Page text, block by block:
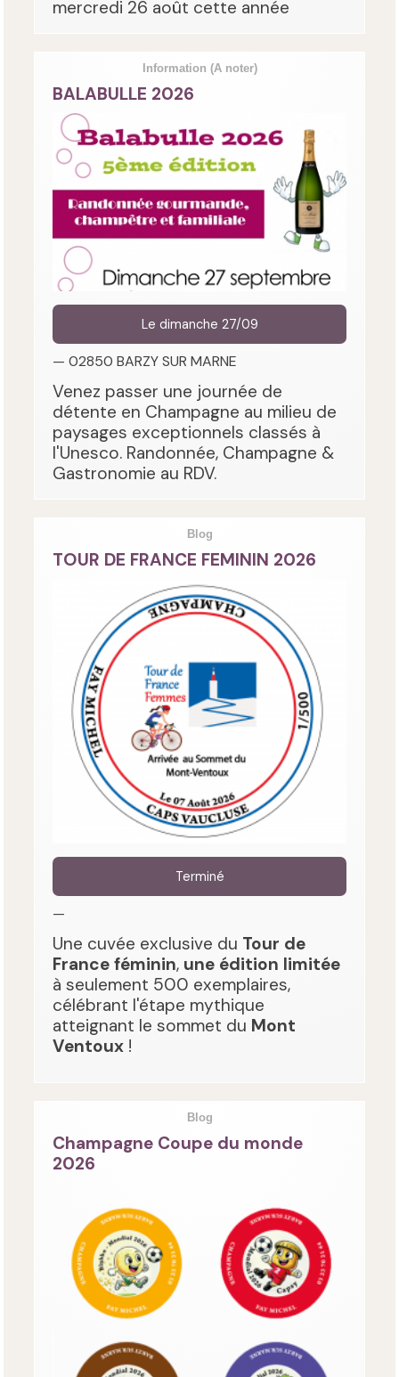
mercredi 26 août cette année
Information (A noter)
BALABULLE 2026
Le dimanche 27/09
— 02850 BARZY SUR MARNE
Venez passer une journée de
détente en Champagne au milieu de
paysages exceptionnels classés à
l'Unesco. Randonnée, Champagne &
Gastronomie au RDV.
Blog
TOUR DE FRANCE FEMININ 2026
Terminé
—
Une cuvée exclusive du Tour de
France féminin, une édition limitée
à seulement 500 exemplaires,
célébrant l'étape mythique
atteignant le sommet du Mont
Ventoux !
Blog
Champagne Coupe du monde
2026